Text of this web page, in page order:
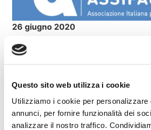
Questo sito web utilizza i cookie
Utilizziamo i cookie per personalizzare
annunci, per fornire funzionalità dei
analizzare il nostro traffico.
26 giugno 2020
Leggi il Comunicato
Articolo precedente